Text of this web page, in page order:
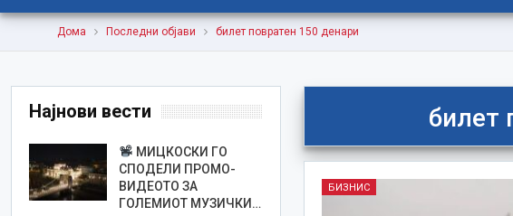
Дома Последни објави билет повратен 150 денари
билет
БИЗНИС
Најнови вести
МИЦКОСКИ ГО
СПОДЕЛИ ПРОМО-
ВИДЕОТО ЗА
ГОЛЕМИОТ МУЗИЧКИ…